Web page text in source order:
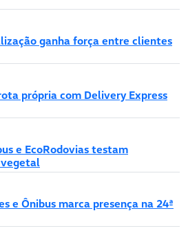
ganha força entre clientes
própria com Delivery Express
e EcoRodovias testam
e Ônibus marca presença na 24ª